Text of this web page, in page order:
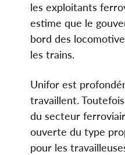
les exploitants
estime que le
bord des
les trains.
Unifor est
travaillent.
du secteur
ouverte du type
pour les